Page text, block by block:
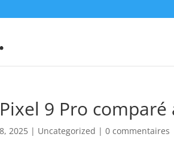
9 Pro comparé
2025 | Uncategorized |0 commentaires